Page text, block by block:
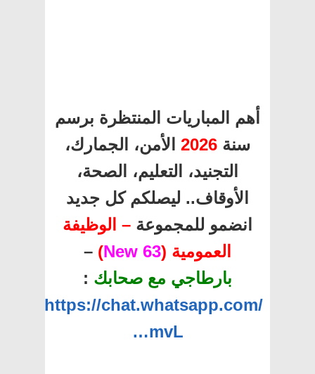
أهم المباريات المنتظرة برسم
سنة 2026 الأمن، الجمارك،
التجنيد، التعليم، الصحة،
الأوقاف.. ليصلكم كل جديد
انضمو للمجموعة – الوظيفة
العمومية (63 New
)
–
بارطاجي مع صحابك :
https://chat.whatsapp.com/
…mvL